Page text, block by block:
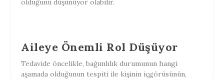
olduğunu düşünüyor olabilir.
Aileye Önemli Rol Düşüyor
Tedavide öncelikle, bağımlılık durumunun hangi
aşamada olduğunun tespiti ile kişinin içgörüsünün,